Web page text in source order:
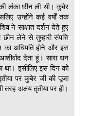
लंका छीन ली थी। कुबेर
उन्होंने कई वर्षों तक
ने साक्षात दर्शन देते हुए
लेने से तुम्हारी संपत्ति
का अधिपति होने और इस
देता हूं। सारा धन
था। इसीलिए इस दिन को
पर कुबेर जी की पूजा
तरह अक्षय तृतीया पर ही।